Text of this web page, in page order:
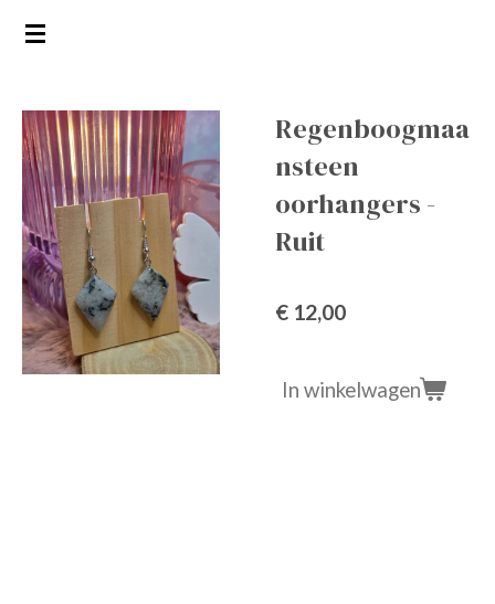
Ga
de
hoofdinhoud
Regenboogmaa
nsteen
oorhangers -
Ruit
€ 12,00
In winkelwagen